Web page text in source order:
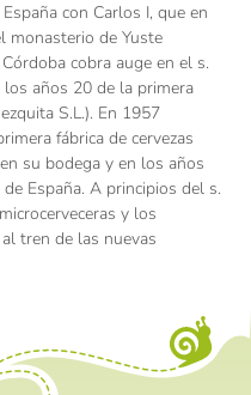
con Carlos I, que en
monasterio de Yuste
cobra auge en el s.
años 20 de la primera
S.L.). En 1957
fábrica de cervezas
su bodega y en los años
España. A principios del s.
y los
tren de las nuevas